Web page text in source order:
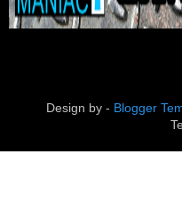
Design by - Blogger